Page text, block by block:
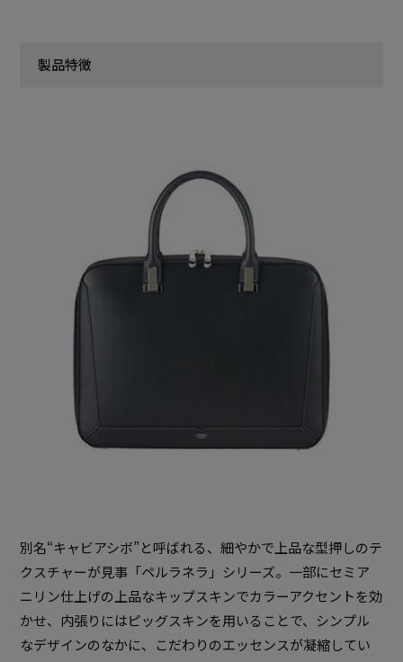
製品特徴
別名“キャビアシボ”と呼ばれる、細やかで上品な型押しのテ
クスチャーが見事「ペルラネラ」シリーズ。一部にセミア
ニリン仕上げの上品なキップスキンでカラーアクセントを効
かせ、内張りにはピッグスキンを用いることで、シンプル
なデザインのなかに、こだわりのエッセンスが凝縮してい